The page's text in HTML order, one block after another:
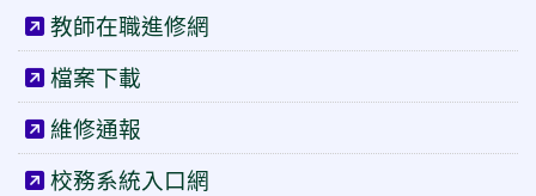
教師在職進修網
檔案下載
維修通報
校務系統入口網